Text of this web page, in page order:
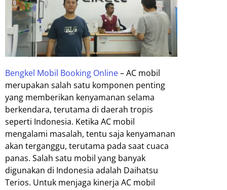
Bengkel Mobil Booking Online– AC mobil
merupakan salah satu komponen penting
yang memberikan kenyamanan selama
berkendara, terutama di daerah tropis
seperti Indonesia. Ketika AC mobil
mengalami masalah, tentu saja kenyamanan
akan terganggu, terutama pada saat cuaca
panas. Salah satu mobil yang banyak
digunakan di Indonesia adalah Daihatsu
Terios. Untuk menjaga kinerja AC mobil